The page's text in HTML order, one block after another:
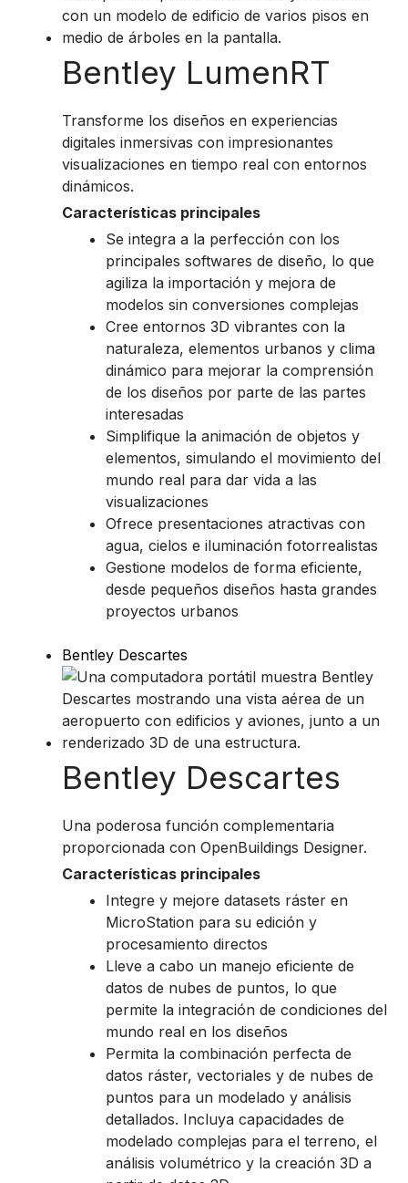
Bentley LumenRT
Transforme los diseños en experiencias
digitales inmersivas con impresionantes
visualizaciones en tiempo real con entornos
dinámicos.
Características principales
Se integra a la perfección con los
principales softwares de diseño, lo que
agiliza la importación y mejora de
modelos sin conversiones complejas
Cree entornos 3D vibrantes con la
naturaleza, elementos urbanos y clima
dinámico para mejorar la comprensión
de los diseños por parte de las partes
interesadas
Simplifique la animación de objetos y
elementos, simulando el movimiento del
mundo real para dar vida a las
visualizaciones
Ofrece presentaciones atractivas con
agua, cielos e iluminación fotorrealistas
Gestione modelos de forma eficiente,
desde pequeños diseños hasta grandes
proyectos urbanos
Bentley Descartes
Bentley Descartes
Una poderosa función complementaria
proporcionada con OpenBuildings Designer.
Características principales
Integre y mejore datasets ráster en
MicroStation para su edición y
procesamiento directos
Lleve a cabo un manejo eficiente de
datos de nubes de puntos, lo que
permite la integración de condiciones del
mundo real en los diseños
Permita la combinación perfecta de
datos ráster, vectoriales y de nubes de
puntos para un modelado y análisis
detallados. Incluya capacidades de
modelado complejas para el terreno, el
análisis volumétrico y la creación 3D a